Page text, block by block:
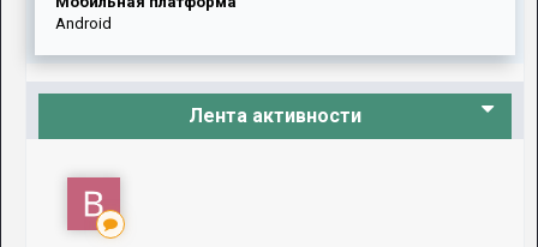
Android
Лента активности